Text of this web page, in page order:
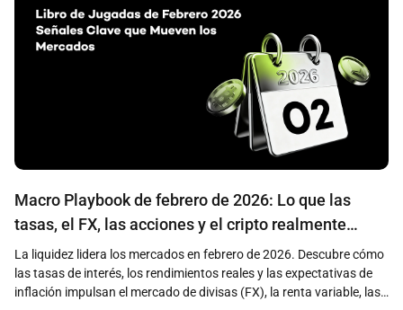
Macro Playbook de febrero de 2026: Lo que las
tasas, el FX, las acciones y el cripto realmente
están descontando
La liquidez lidera los mercados en febrero de 2026. Descubre cómo
las tasas de interés, los rendimientos reales y las expectativas de
inflación impulsan el mercado de divisas (FX), la renta variable, las